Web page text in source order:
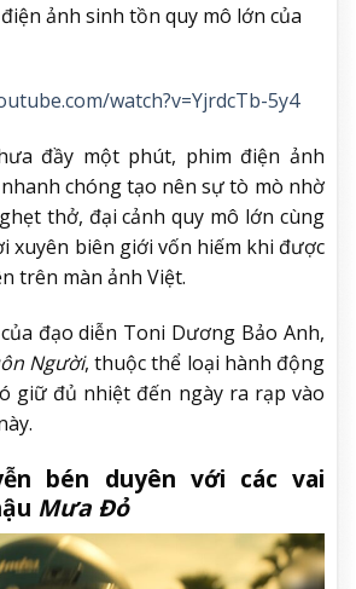
ảnh sinh tồn quy mô lớn của
watch?v=YjrdcTb-5y4
đầy một phút, phim điện ảnh
chóng tạo nên sự tò mò nhờ
thở, đại cảnh quy mô lớn cùng
xuyên biên giới vốn hiếm khi được
trên màn ảnh Việt.
đạo diễn Toni Dương Bảo Anh,
Người, thuộc thể loại hành động
giữ đủ nhiệt đến ngày ra rạp vào
bén duyên với các vai
Mưa Đỏ